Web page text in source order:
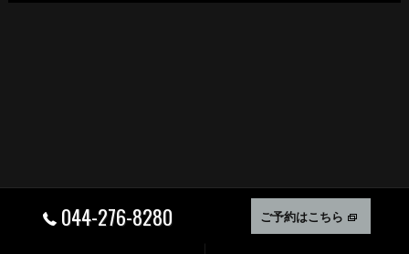
044-276-8280 ご予約はこちら